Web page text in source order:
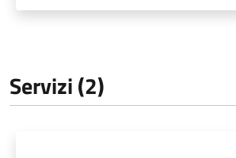
Servizi (2)